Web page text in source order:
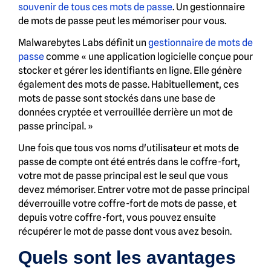
souvenir de tous ces mots de passe. Un gestionnaire
de mots de passe peut les mémoriser pour vous.
Malwarebytes Labs définit un gestionnaire de mots de
passecomme « une application logicielle conçue pour
stocker et gérer les identifiants en ligne. Elle génère
également des mots de passe. Habituellement, ces
mots de passe sont stockés dans une base de
données cryptée et verrouillée derrière un mot de
passe principal. »
Une fois que tous vos noms d'utilisateur et mots de
passe de compte ont été entrés dans le coffre-fort,
votre mot de passe principal est le seul que vous
devez mémoriser. Entrer votre mot de passe principal
déverrouille votre coffre-fort de mots de passe, et
depuis votre coffre-fort, vous pouvez ensuite
récupérer le mot de passe dont vous avez besoin.
Quels sont les avantages